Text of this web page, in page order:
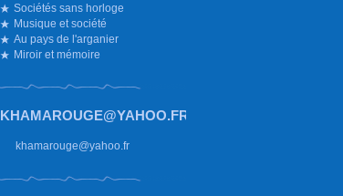
Sociétés sans horloge
Musique et société
Au pays de l'arganier
Miroir et mémoire
KHAMAROUGE@YAHOO.FR
khamarouge@yahoo.fr